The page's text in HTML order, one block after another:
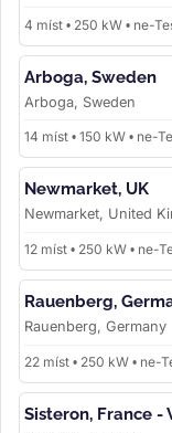
4 míst • 250 kW • ne-
Arboga, Sweden
Arboga, Sweden
14 míst • 150 kW • ne-
Newmarket, UK
Newmarket, United
12 míst • 250 kW • ne-
Rauenberg,
Rauenberg, Germany
22 míst • 250 kW • ne-
Sisteron, France -